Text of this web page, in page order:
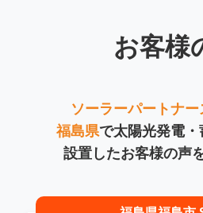
お客様
ソーラーパートナー
福島県で太陽光発電
設置したお客様の声